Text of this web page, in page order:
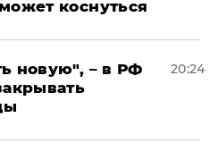
коснуться
новую", – в РФ
20:24